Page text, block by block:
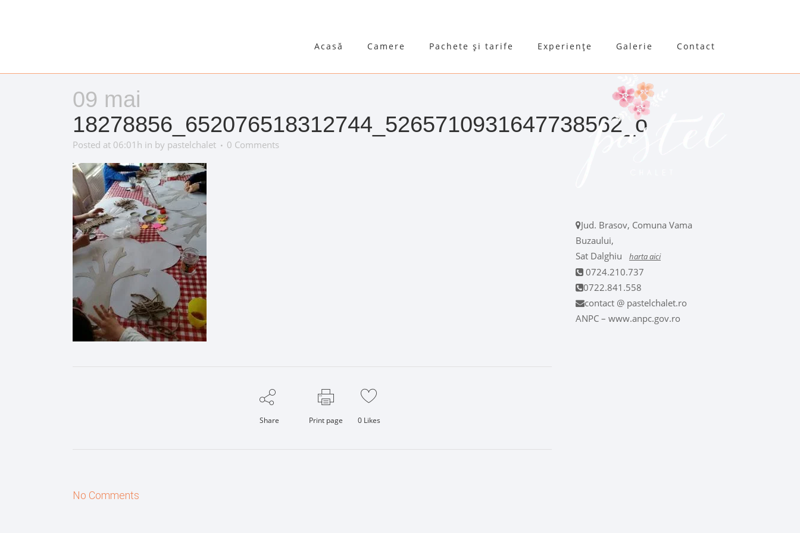
Acasă Camere Pachete și tarife Experiențe Galerie Contact
09 mai
18278856_652076518312744_5265710931647738562_o
Posted at 06:01h in by pastelchalet 0 Comments
Share Print page 0Likes
No Comments
Jud. Brasov, Comuna Vama
Buzaului,
Sat Dalghiu
harta aici
0724.210.737
0722.841.558
contact @ pastelchalet.ro
ANPC – www.anpc.gov.ro